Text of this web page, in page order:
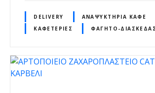
DELIVERY
ΑΝΑΨΥΚΤΉΡΙΑ ΚΑΦΈ
ΚΑΦΕΤΈΡΙΕΣ
ΦΑΓΗΤΌ-